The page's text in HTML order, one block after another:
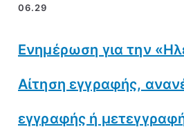
06.29
Ενημέρωση για την
Αίτηση εγγραφής,
εγγραφής ή